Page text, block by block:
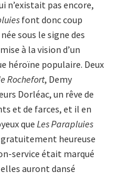
n’existait pas encore,
font donc coup
sous le signe des
à la vision d’un
héroïne populaire. Deux
Rochefort, Demy
Dorléac, un rêve de
et de farces, et il en
que Les Parapluies
heureuse
service était marqué
auront dansé